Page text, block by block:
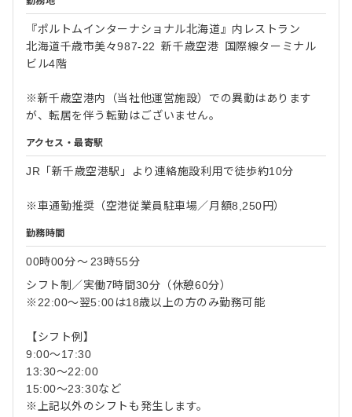
『ポルトムインターナショナル北海道』内レストラン
北海道千歳市美々987-22 新千歳空港 国際線ターミナル
ビル4階
※新千歳空港内（当社他運営施設）での異動はあります
が、転居を伴う転勤はございません。
アクセス・最寄駅
JR「新千歳空港駅」より連絡施設利用で徒歩約10分
※車通勤推奨（空港従業員駐車場／月額8,250円）
勤務時間
00時00分〜 23時55分
シフト制／実働7時間30分（休憩60分）
※22:00～翌5:00は18歳以上の方のみ勤務可能
【シフト例】
9:00～17:30
13:30～22:00
15:00～23:30など
※上記以外のシフトも発生します。